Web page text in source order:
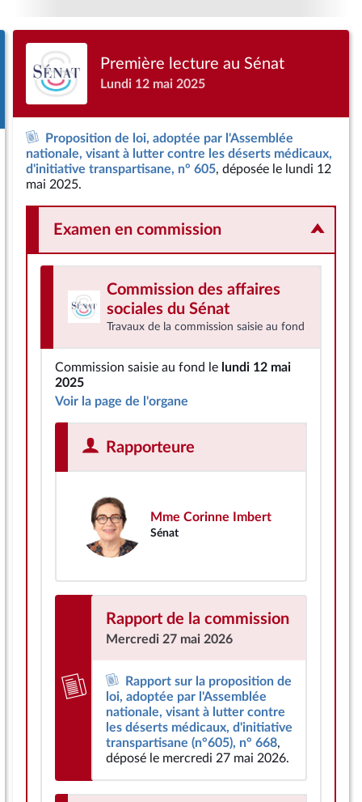
Première lecture au Sénat
Lundi 12 mai 2025
Proposition de loi, adoptée par l'Assemblée
nationale, visant à lutter contre les déserts médicaux,
d'initiative transpartisane, n° 605, déposée le lundi 12
mai 2025.
Examen en commission
Commission des affaires
sociales du Sénat
Travaux de la commission saisie au fond
Commission saisie au fond le lundi 12 mai
2025
Voir la page de l'organe
Rapporteure
Mme Corinne Imbert
Sénat
Rapport de la commission
Mercredi 27 mai 2026
Rapport sur la proposition de
loi, adoptée par l'Assemblée
nationale, visant à lutter contre
les déserts médicaux, d'initiative
transpartisane (n°605), n° 668,
déposé le mercredi 27 mai 2026.